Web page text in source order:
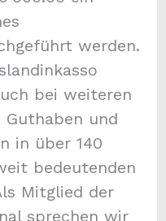
werden.
bei weiteren
Guthaben und
in über 140
bedeutenden
Mitglied der
sprechen wir